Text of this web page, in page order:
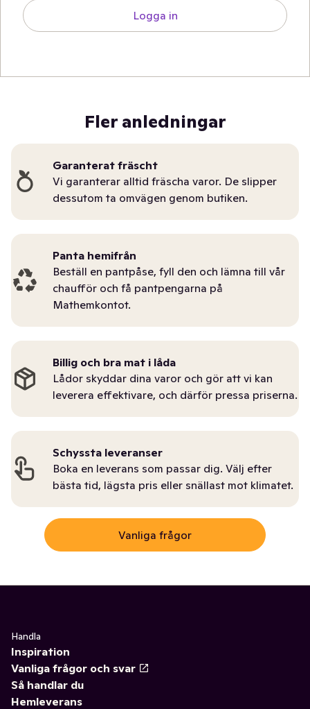
Logga in
Fler anledningar
Garanterat fräscht
Vi garanterar alltid fräscha varor. De slipper
dessutom ta omvägen genom butiken.
Panta hemifrån
Beställ en pantpåse, fyll den och lämna till vår
chaufför och få pantpengarna på
Mathemkontot.
Billig och bra mat i låda
Lådor skyddar dina varor och gör att vi kan
leverera effektivare, och därför pressa priserna.
Schyssta leveranser
Boka en leverans som passar dig. Välj efter
bästa tid, lägsta pris eller snällast mot klimatet.
Vanliga frågor
Handla
Inspiration
Vanliga frågor och svar
Så handlar du
Hemleverans